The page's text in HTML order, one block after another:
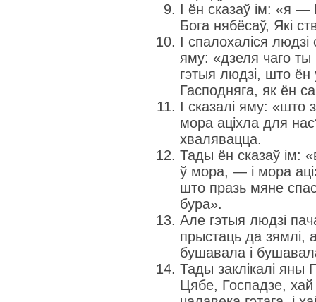
І ён сказаў ім: «я
Бога нябёсаў, Які
І спалохаліся людзі
яму: «дзеля чаго ты
гэтыя людзі, што ён
Гасподняга, як ён
І сказалі яму: «што
мора аціхла для
хвалявацца.
Тады ён сказаў ім:
ў мора, — і мора
што празь мяне
бура».
Але гэтыя людзі
прыстаць да зямлі,
бушавала і
Тады заклікалі яны
Цябе, Госпадзе,